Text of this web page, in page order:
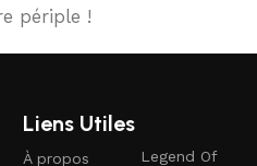
périple !
Liens Utiles
À propos
Legend Of